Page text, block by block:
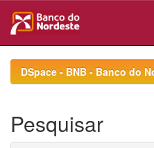
navigationDSpace - BNB - Banco do
Pesquisar